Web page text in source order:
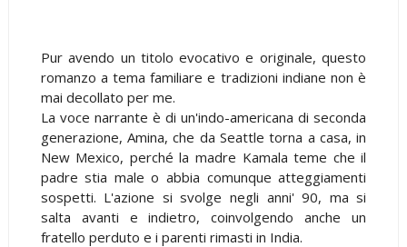
Pur avendo un titolo evocativo e originale, questo
romanzo a tema familiare e tradizioni indiane non è
mai decollato per me.
La voce narrante è di un'indo-americana di seconda
generazione, Amina, che da Seattle torna a casa, in
New Mexico, perché la madre Kamala teme che il
padre stia male o abbia comunque atteggiamenti
sospetti. L'azione si svolge negli anni' 90, ma si
salta avanti e indietro, coinvolgendo anche un
fratello perduto e i parenti rimasti in India.